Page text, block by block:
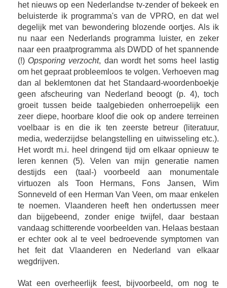
het nieuws op een Nederlandse tv-zender of bekeek en
beluisterde ik programma's van de VPRO, en dat wel
degelijk met van bewondering blozende oortjes. Als ik
nu naar een Nederlands programma luister, en zeker
naar een praatprogramma als DWDD of het spannende
(!) Opsporing verzocht, dan wordt het soms heel lastig
om het gepraat probleemloos te volgen. Verhoeven mag
dan al beklemtonen dat het Standaard-woordenboekje
geen afscheuring van Nederland beoogt (p. 4), toch
groeit tussen beide taalgebieden onherroepelijk een
zeer diepe, hoorbare kloof die ook op andere terreinen
voelbaar is en die ik ten zeerste betreur (literatuur,
media, wederzijdse belangstelling en uitwisseling etc.).
Het wordt m.i. heel dringend tijd om elkaar opnieuw te
leren kennen (5). Velen van mijn generatie namen
destijds een (taal-) voorbeeld aan monumentale
virtuozen als Toon Hermans, Fons Jansen, Wim
Sonneveld of een Herman Van Veen, om maar enkelen
te noemen. Vlaanderen heeft hen ondertussen meer
dan bijgebeend, zonder enige twijfel, daar bestaan
vandaag schitterende voorbeelden van. Helaas bestaan
er echter ook al te veel bedroevende symptomen van
het feit dat Vlaanderen en Nederland van elkaar
wegdrijven.
Wat een overheerlijk feest, bijvoorbeeld, om nog te